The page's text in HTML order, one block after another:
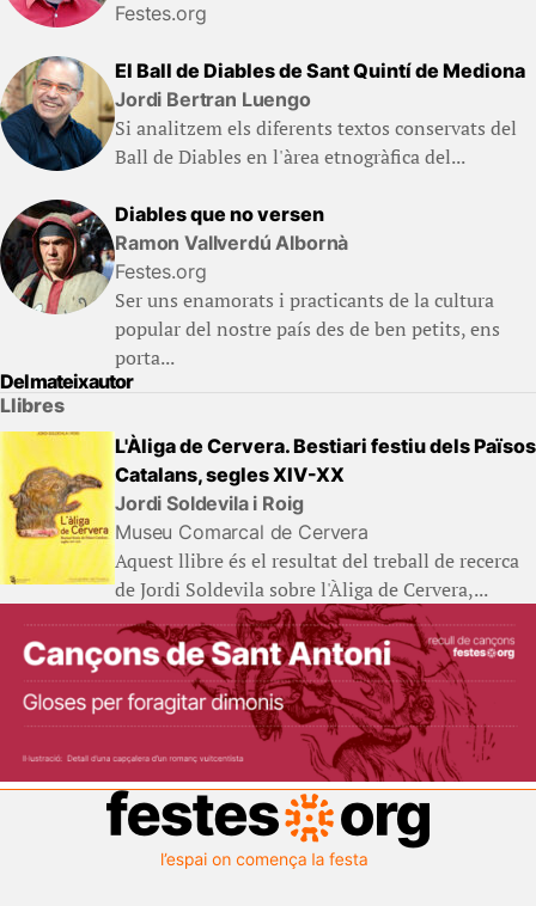
Festes.org
El Ball de Diables de Sant Quintí de Mediona
Jordi Bertran Luengo
Si analitzem els diferents textos conservats del
Ball de Diables en l'àrea etnogràfica del...
Diables que no versen
Ramon Vallverdú Albornà
Festes.org
Ser uns enamorats i practicants de la cultura
popular del nostre país des de ben petits, ens
porta...
Del mateix autor
Llibres
L'Àliga de Cervera. Bestiari festiu dels Països
Catalans, segles XIV-XX
Jordi Soldevila i Roig
Museu Comarcal de Cervera
Aquest llibre és el resultat del treball de recerca
de Jordi Soldevila sobre l'Àliga de Cervera,...